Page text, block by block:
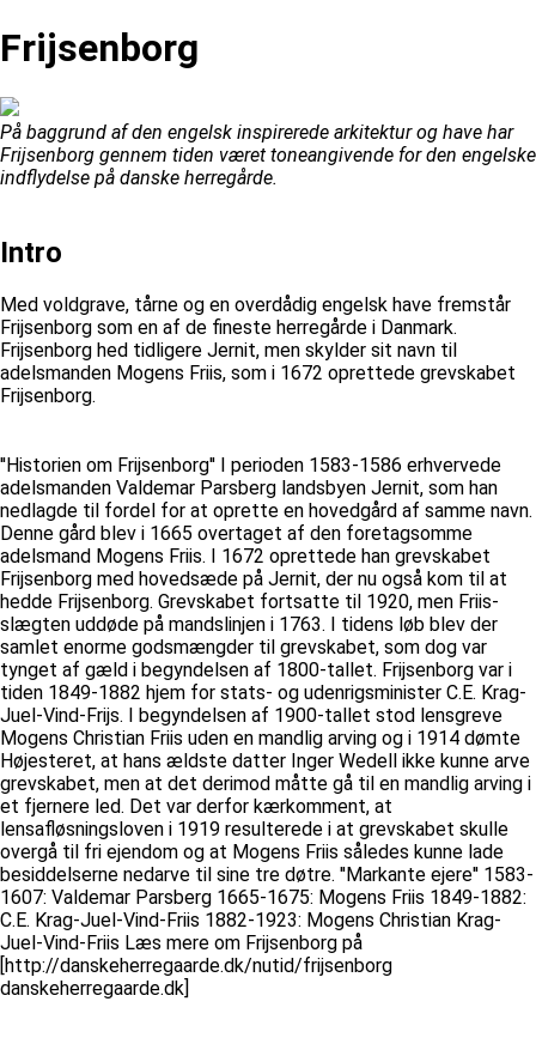
Frijsenborg
På baggrund af den engelsk inspirerede arkitektur og have har
Frijsenborg gennem tiden været toneangivende for den engelske
indflydelse på danske herregårde.
Intro
Med voldgrave, tårne og en overdådig engelsk have fremstår
Frijsenborg som en af de fineste herregårde i Danmark.
Frijsenborg hed tidligere Jernit, men skylder sit navn til
adelsmanden Mogens Friis, som i 1672 oprettede grevskabet
Frijsenborg.
''Historien om Frijsenborg'' I perioden 1583-1586 erhvervede
adelsmanden Valdemar Parsberg landsbyen Jernit, som han
nedlagde til fordel for at oprette en hovedgård af samme navn.
Denne gård blev i 1665 overtaget af den foretagsomme
adelsmand Mogens Friis. I 1672 oprettede han grevskabet
Frijsenborg med hovedsæde på Jernit, der nu også kom til at
hedde Frijsenborg. Grevskabet fortsatte til 1920, men Friis-
slægten uddøde på mandslinjen i 1763. I tidens løb blev der
samlet enorme godsmængder til grevskabet, som dog var
tynget af gæld i begyndelsen af 1800-tallet. Frijsenborg var i
tiden 1849-1882 hjem for stats- og udenrigsminister C.E. Krag-
Juel-Vind-Frijs. I begyndelsen af 1900-tallet stod lensgreve
Mogens Christian Friis uden en mandlig arving og i 1914 dømte
Højesteret, at hans ældste datter Inger Wedell ikke kunne arve
grevskabet, men at det derimod måtte gå til en mandlig arving i
et fjernere led. Det var derfor kærkomment, at
lensafløsningsloven i 1919 resulterede i at grevskabet skulle
overgå til fri ejendom og at Mogens Friis således kunne lade
besiddelserne nedarve til sine tre døtre. ''Markante ejere'' 1583-
1607: Valdemar Parsberg 1665-1675: Mogens Friis 1849-1882:
C.E. Krag-Juel-Vind-Friis 1882-1923: Mogens Christian Krag-
Juel-Vind-Friis Læs mere om Frijsenborg på
[http://danskeherregaarde.dk/nutid/frijsenborg
danskeherregaarde.dk]